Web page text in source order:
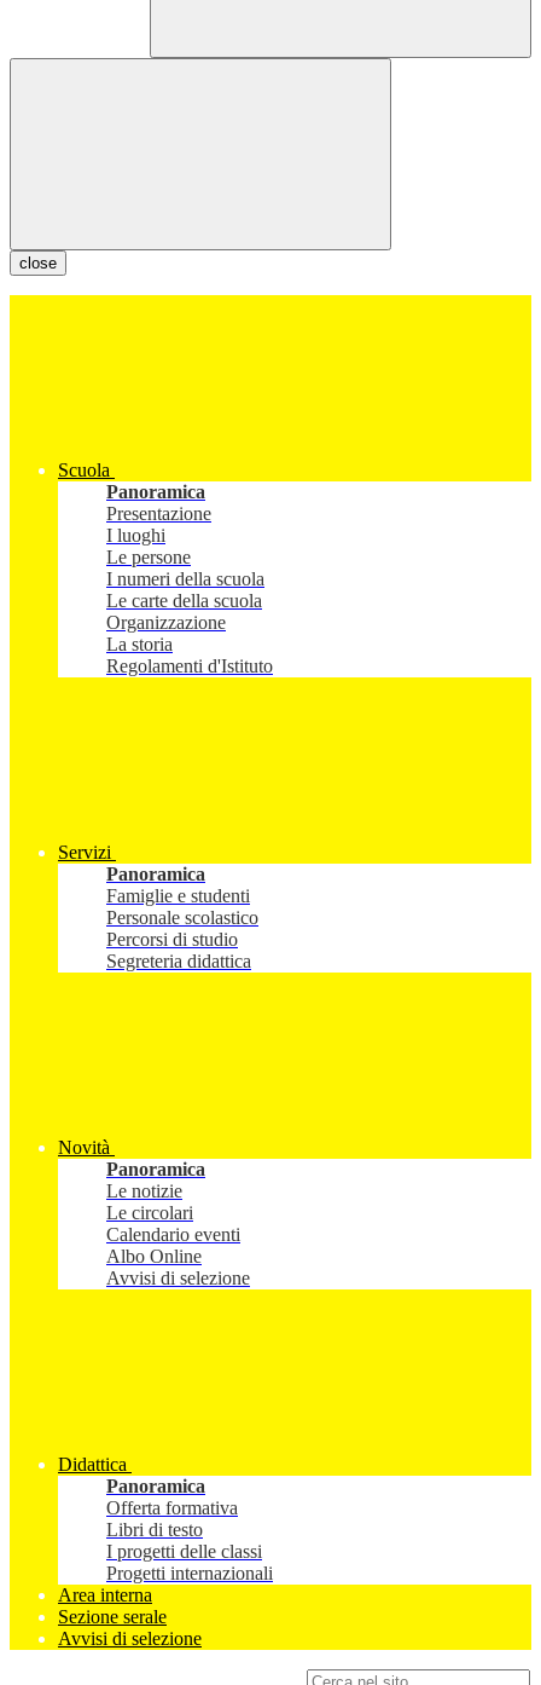
close
Scuola
Panoramica
Presentazione
I luoghi
Le persone
I numeri della scuola
Le carte della scuola
Organizzazione
La storia
Regolamenti d'Istituto
Servizi
Panoramica
Famiglie e studenti
Personale scolastico
Percorsi di studio
Segreteria didattica
Novità
Panoramica
Le notizie
Le circolari
Calendario eventi
Albo Online
Avvisi di selezione
Didattica
Panoramica
Offerta formativa
Libri di testo
I progetti delle classi
Progetti internazionali
Area interna
Sezione serale
Avvisi di selezione